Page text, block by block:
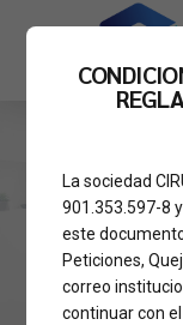
HOME
La sociedad
901.353.597-8
este
Peticiones,
correo
continuar con